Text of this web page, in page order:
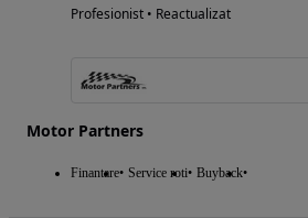
Profesionist • Reactualizat
Motor Partners
Finantare Service roti Buyback